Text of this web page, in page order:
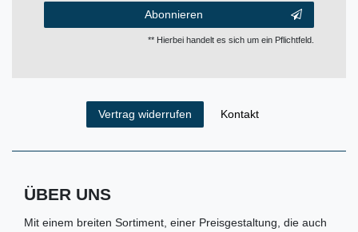
Abonnieren
** Hierbei handelt es sich um ein Pflichtfeld.
Vertrag widerrufen Kontakt
ÜBER UNS
Mit einem breiten Sortiment, einer Preisgestaltung, die auch